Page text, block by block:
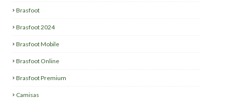
Brasfoot
Brasfoot 2024
Brasfoot Mobile
Brasfoot Online
Brasfoot Premium
Camisas